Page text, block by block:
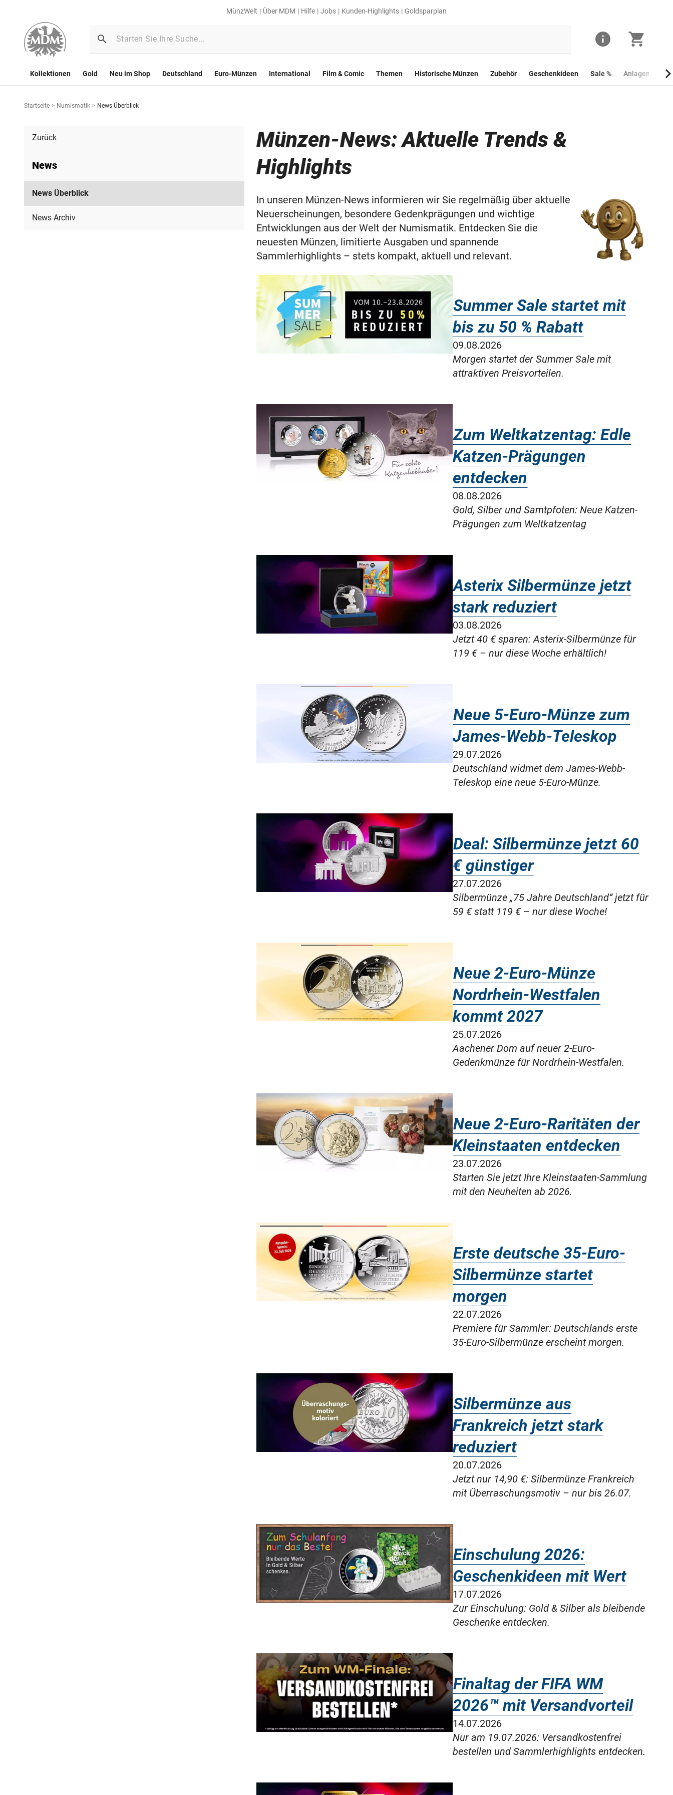
MünzWelt Über MDM Hilfe Jobs Kunden-Highlights Goldsparplan
Kollektionen Gold Neu im Shop Deutschland Euro-Münzen International Film & Comic Themen Historische Münzen Zubehör Geschenkideen Sale % Anlagemünzen
Startseite > Numismatik > News Überblick
Zurück
News
News Überblick
News Archiv
Münzen-News: Aktuelle Trends &
Highlights
In unseren Münzen-News informieren wir Sie regelmäßig über aktuelle
Neuerscheinungen, besondere Gedenkprägungen und wichtige
Entwicklungen aus der Welt der Numismatik. Entdecken Sie die
neuesten Münzen, limitierte Ausgaben und spannende
Sammlerhighlights – stets kompakt, aktuell und relevant.
Summer Sale startet mit
bis zu 50 % Rabatt
09.08.2026
Morgen startet der Summer Sale mit
attraktiven Preisvorteilen.
Zum Weltkatzentag: Edle
Katzen-Prägungen
entdecken
08.08.2026
Gold, Silber und Samtpfoten: Neue Katzen-
Prägungen zum Weltkatzentag
Asterix Silbermünze jetzt
stark reduziert
03.08.2026
Jetzt 40 € sparen: Asterix-Silbermünze für
119 € – nur diese Woche erhältlich!
Neue 5-Euro-Münze zum
James-Webb-Teleskop
29.07.2026
Deutschland widmet dem James-Webb-
Teleskop eine neue 5-Euro-Münze.
Deal: Silbermünze jetzt 60
€ günstiger
27.07.2026
Silbermünze „75 Jahre Deutschland“ jetzt für
59 € statt 119 € – nur diese Woche!
Neue 2-Euro-Münze
Nordrhein-Westfalen
kommt 2027
25.07.2026
Aachener Dom auf neuer 2-Euro-
Gedenkmünze für Nordrhein-Westfalen.
Neue 2-Euro-Raritäten der
Kleinstaaten entdecken
23.07.2026
Starten Sie jetzt Ihre Kleinstaaten-Sammlung
mit den Neuheiten ab 2026.
Erste deutsche 35-Euro-
Silbermünze startet
morgen
22.07.2026
Premiere für Sammler: Deutschlands erste
35-Euro-Silbermünze erscheint morgen.
Silbermünze aus
Frankreich jetzt stark
reduziert
20.07.2026
Jetzt nur 14,90 €: Silbermünze Frankreich
mit Überraschungsmotiv – nur bis 26.07.
Einschulung 2026:
Geschenkideen mit Wert
17.07.2026
Zur Einschulung: Gold & Silber als bleibende
Geschenke entdecken.
Finaltag der FIFA WM
2026™ mit Versandvorteil
14.07.2026
Nur am 19.07.2026: Versandkostenfrei
bestellen und Sammlerhighlights entdecken.